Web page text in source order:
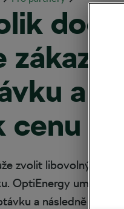
a
cenu
zvolit libovolný
OptiEnergy umí
a následně ji